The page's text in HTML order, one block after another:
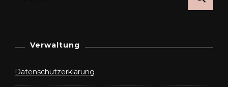
Verwaltung
Datenschutzerklärung